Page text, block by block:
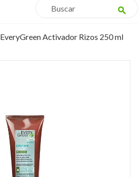
search
EveryGreen Activador Rizos 250 ml